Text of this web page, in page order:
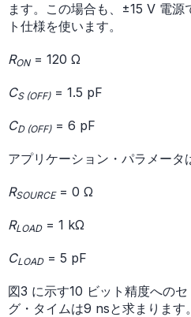
ます。この場合も、±15 V 電源
ト仕様を使います。
RON= 120 Ω
CS (OFF)= 1.5 pF
CD (OFF)= 6 pF
アプリケーション・パラメータ
RSOURCE= 0 Ω
RLOAD= 1 kΩ
CLOAD= 5 pF
図3 に示す10 ビット精度への
グ・タイムは9 nsと求まります。